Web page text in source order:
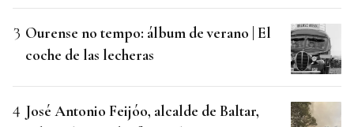
Ourense no tempo: álbum de verano | El
coche de las lecheras
José Antonio Feijóo, alcalde de Baltar,